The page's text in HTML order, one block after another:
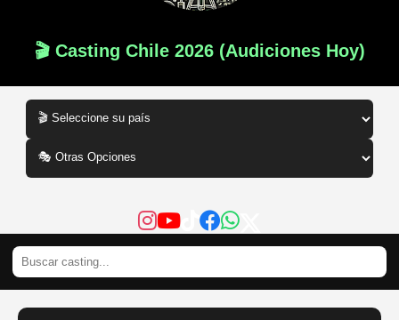
🎬 Casting Chile 2026 (Audiciones Hoy)